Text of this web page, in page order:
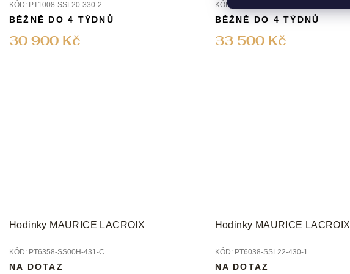
KÓD: PT1008-SSL20-330-2
30 900 Kč
BĚŽNĚ DO 4 TÝDNŮ
KÓD:
33 500 Kč
BĚŽNĚ DO 4 TÝDNŮ
Hodinky MAURICE LACROIX
KÓD: PT6358-SS00H-431-C
NA DOTAZ
Hodinky MAURICE LACROIX
KÓD: PT6038-SSL22-430-1
NA DOTAZ